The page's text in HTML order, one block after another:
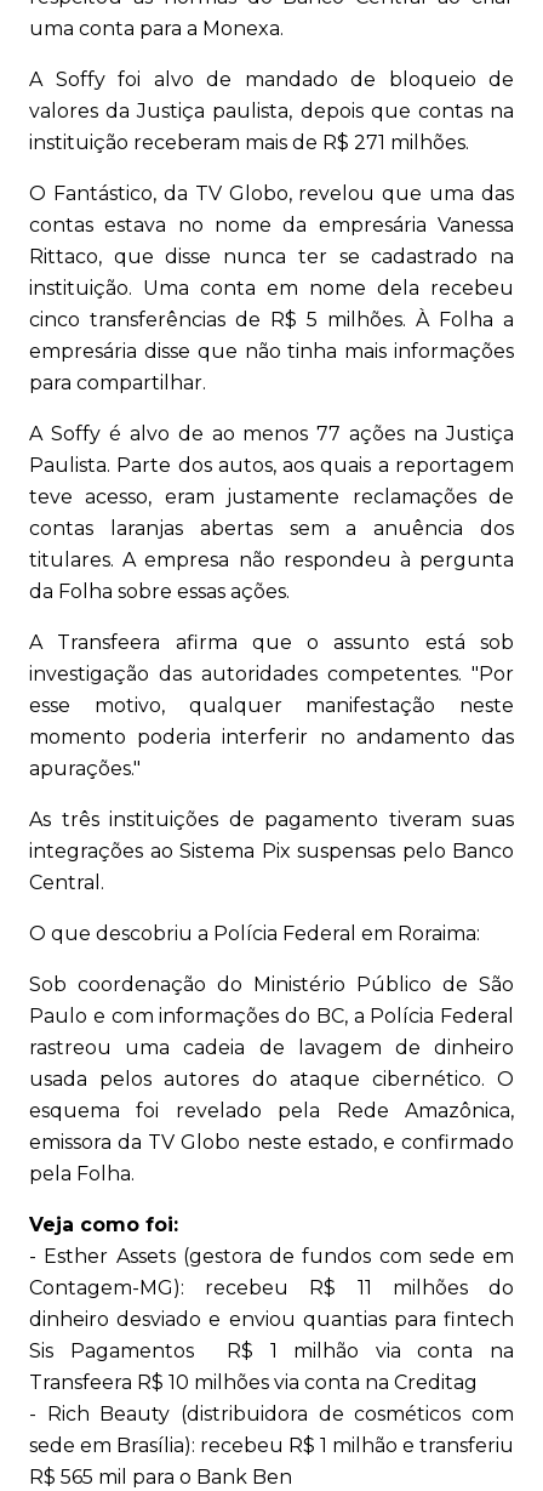
uma conta para a Monexa.
A Soffy foi alvo de mandado de bloqueio de
valores da Justiça paulista, depois que contas na
instituição receberam mais de R$ 271 milhões.
O Fantástico, da TV Globo, revelou que uma das
contas estava no nome da empresária Vanessa
Rittaco, que disse nunca ter se cadastrado na
instituição. Uma conta em nome dela recebeu
cinco transferências de R$ 5 milhões. À Folha a
empresária disse que não tinha mais informações
para compartilhar.
A Soffy é alvo de ao menos 77 ações na Justiça
Paulista. Parte dos autos, aos quais a reportagem
teve acesso, eram justamente reclamações de
contas laranjas abertas sem a anuência dos
titulares. A empresa não respondeu à pergunta
da Folha sobre essas ações.
A Transfeera afirma que o assunto está sob
investigação das autoridades competentes. "Por
esse motivo, qualquer manifestação neste
momento poderia interferir no andamento das
apurações."
As três instituições de pagamento tiveram suas
integrações ao Sistema Pix suspensas pelo Banco
Central.
O que descobriu a Polícia Federal em Roraima:
Sob coordenação do Ministério Público de São
Paulo e com informações do BC, a Polícia Federal
rastreou uma cadeia de lavagem de dinheiro
usada pelos autores do ataque cibernético. O
esquema foi revelado pela Rede Amazônica,
emissora da TV Globo neste estado, e confirmado
pela Folha.
Veja como foi:
- Esther Assets (gestora de fundos com sede em
Contagem-MG): recebeu R$ 11 milhões do
dinheiro desviado e enviou quantias para fintech
Sis Pagamentos R$ 1 milhão via conta na
Transfeera R$ 10 milhões via conta na Creditag
- Rich Beauty (distribuidora de cosméticos com
sede em Brasília): recebeu R$ 1 milhão e transferiu
R$ 565 mil para o Bank Ben